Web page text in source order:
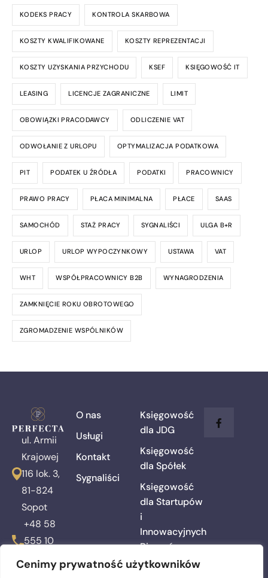
Cenimy prywatność użytkowników
KODEKS PRACY KONTROLA SKARBOWA
KOSZTY KWALIFIKOWANE KOSZTY REPREZENTACJI
KOSZTY UZYSKANIA PRZYCHODU KSEF KSIĘGOWOŚĆ IT
LEASING LICENCJE ZAGRANICZNE LIMIT
OBOWIĄZKI PRACODAWCY ODLICZENIE VAT
ODWOŁANIE Z URLOPU OPTYMALIZACJA PODATKOWA
PIT PODATEK U ŹRÓDŁA PODATKI PRACOWNICY
PRAWO PRACY PŁACA MINIMALNA PŁACE SAAS
SAMOCHÓD STAŻ PRACY SYGNALIŚCI ULGA B+R
URLOP URLOP WYPOCZYNKOWY USTAWA VAT
WHT WSPÓŁPRACOWNICY B2B WYNAGRODZENIA
ZAMKNIĘCIE ROKU OBROTOWEGO
ZGROMADZENIE WSPÓLNIKÓW
ul. Armii
Krajowej
116 lok. 3,
81-824
Sopot
+48 58
555 10
biuro@awperfecta.pl
O nas
Usługi
Kontakt
Sygnaliści
Księgowość
dla JDG
Księgowość
dla Spółek
Księgowość
dla Startupów
i
Innowacyjnych
Biznesów
Kadry i